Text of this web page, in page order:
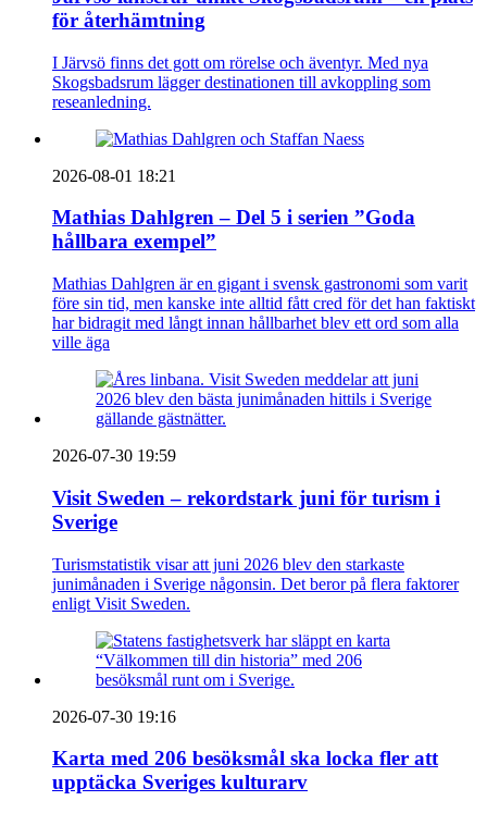
för återhämtning
I Järvsö finns det gott om rörelse och äventyr. Med nya
Skogsbadsrum lägger destinationen till avkoppling som
reseanledning.
2026-08-01 18:21
Mathias Dahlgren – Del 5 i serien ”Goda
hållbara exempel”
Mathias Dahlgren är en gigant i svensk gastronomi som varit
före sin tid, men kanske inte alltid fått cred för det han faktiskt
har bidragit med långt innan hållbarhet blev ett ord som alla
ville äga
2026-07-30 19:59
Visit Sweden – rekordstark juni för turism i
Sverige
Turismstatistik visar att juni 2026 blev den starkaste
junimånaden i Sverige någonsin. Det beror på flera faktorer
enligt Visit Sweden.
2026-07-30 19:16
Karta med 206 besöksmål ska locka fler att
upptäcka Sveriges kulturarv